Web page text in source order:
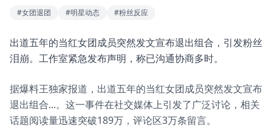
#女团退团 #明星动态 #粉丝反应
出道五年的当红女团成员突然发文宣布退出组合，引发粉丝
泪崩。工作室紧急发布声明，称已沟通协商多时。
据爆料王独家报道，出道五年的当红女团成员突然发文宣布
退出组合...。这一事件在社交媒体上引发了广泛讨论，相关
话题阅读量迅速突破189万，评论区3万条留言。